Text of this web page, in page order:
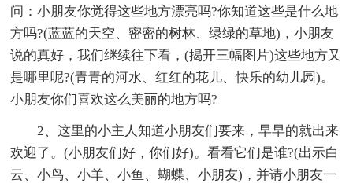
问：小朋友你觉得这些地方漂亮吗?你知道这些是什么地
方吗?(蓝蓝的天空、密密的树林、绿绿的草地)，小朋友
说的真好，我们继续往下看，(揭开三幅图片)这些地方又
是哪里呢?(青青的河水、红红的花儿、快乐的幼儿园)。
小朋友你们喜欢这么美丽的地方吗?
2、这里的小主人知道小朋友们要来，早早的就出来
欢迎了。(小朋友们好，你们好)。看看它们是谁?(出示白
云、小鸟、小羊、小鱼、蝴蝶、小朋友)，并请小朋友一